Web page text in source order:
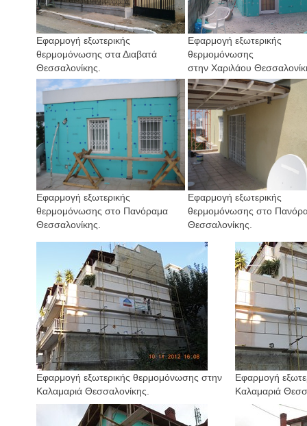
Εφαρμογή εξωτερικής
θερμομόνωσης στα Διαβατά
Θεσσαλονίκης.
Εφαρμογή εξωτερικής
θερμομόνωσης
στην Χαριλάου
Εφαρμογή εξωτερικής
θερμομόνωσης στο Πανόραμα
Θεσσαλονίκης.
Εφαρμογή εξωτερικής
θερμομόνωσης στο
Θεσσαλονίκης.
Εφαρμογή εξωτερικής θερμομόνωσης στην
Καλαμαριά Θεσσαλονίκης.
Εφαρμογή
Καλαμαριά